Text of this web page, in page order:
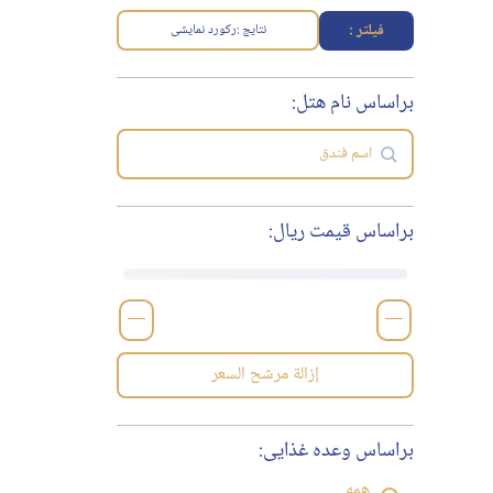
فیلتر : نتایج :رکورد نمایشی
براساس نام هتل:
براساس قیمت ریال:
—
—
إزالة مرشح السعر
براساس وعده غذایی: